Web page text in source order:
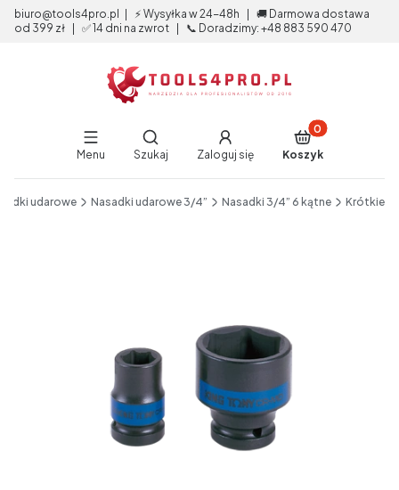
biuro@tools4pro.pl | ⚡ Wysyłka w 24-48h | 🚚 Darmowa dostawa
od 399 zł | ✅ 14 dni na zwrot | 📞 Doradzimy: +48 883 590 470
Menu
Otwórz wyszukiwarkę
Szukaj Zaloguj się
Produkty w
Koszyk
udarowe Nasadki udarowe 3/4” Nasadki 3/4” 6 kątne Krótkie